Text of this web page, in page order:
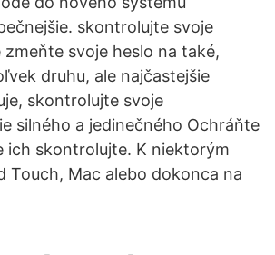
skontrolujte svoje
svoje heslo na také,
druhu, ale najčastejšie
skontrolujte svoje
silného a jedinečného Ochráňte
ich skontrolujte. K niektorým
Touch, Mac alebo dokonca na